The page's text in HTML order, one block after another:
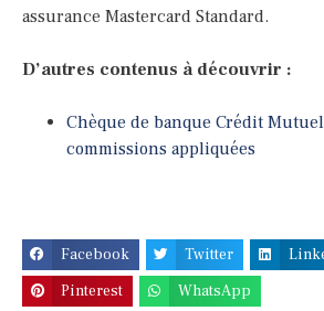
assurance Mastercard Standard.
D’autres contenus à découvrir :
Chèque de banque Crédit
commissions appliquées
Facebook Twitter
Pinterest
WhatsApp